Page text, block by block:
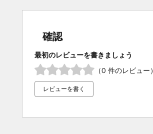
確認
最初のレビューを書きましょう
（0 件のレビュー）
レビューを書く